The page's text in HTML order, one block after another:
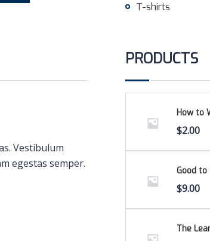
Vestibulum
egestas semper.
T-shirts
PRODUCTS
How to
$2.00
Good to
$9.00
The